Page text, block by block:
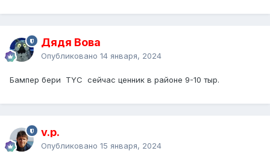
Дядя Вова
Опубликовано 14 января, 2024
Бампер бери TYC сейчас ценник в районе 9-10 тыр.
v.p.
Опубликовано 15 января, 2024